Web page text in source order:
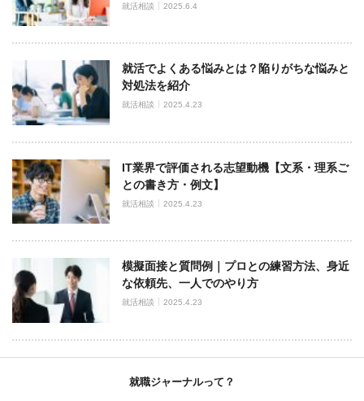
就活相談 2025.6.4
就活でよくある悩みとは？陥りがちな悩みと
対処法を紹介
就活相談 2025.4.23
IT業界で評価される志望動機【文系・理系ご
との書き方・例文】
就活相談 2025.4.23
模擬面接と質問例｜プロとの練習方法、身近
な依頼先、一人でのやり方
就活相談 2025.4.23
就職ジャーナルって？